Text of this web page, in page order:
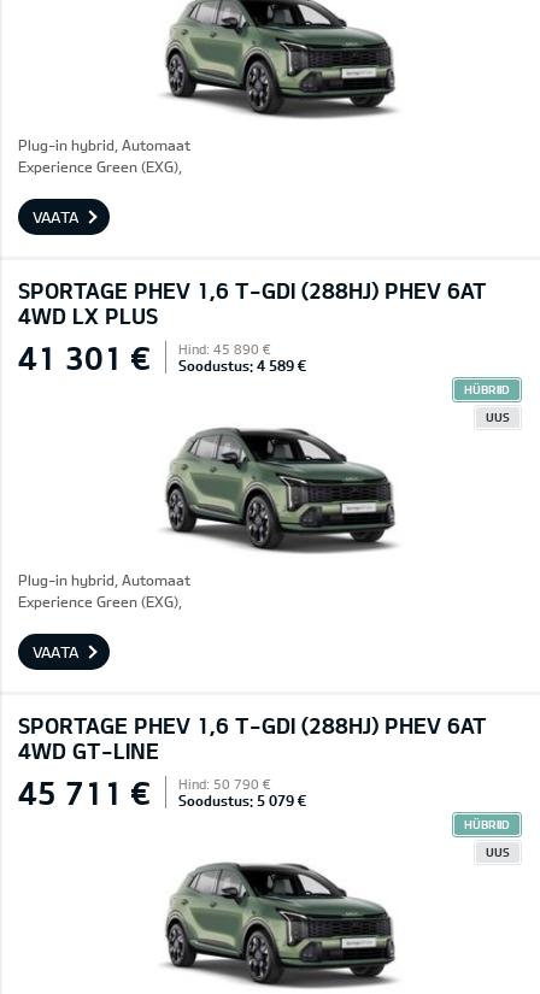
Plug-in hybrid, Automaat
Experience Green (EXG),
VAATA
SPORTAGE PHEV 1,6 T-GDI (288HJ) PHEV 6AT
4WD LX PLUS
41 301 € Hind: 45 890 €
Soodustus: 4 589 €
HÜBRIID
UUS
Plug-in hybrid, Automaat
Experience Green (EXG),
VAATA
SPORTAGE PHEV 1,6 T-GDI (288HJ) PHEV 6AT
4WD GT-LINE
45 711 € Hind: 50 790 €
Soodustus: 5 079 €
HÜBRIID
UUS